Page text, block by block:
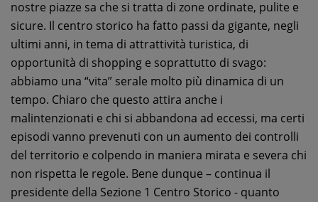
nostre piazze sa che si tratta di zone ordinate, pulite e
sicure. Il centro storico ha fatto passi da gigante, negli
ultimi anni, in tema di attrattività turistica, di
opportunità di shopping e soprattutto di svago:
abbiamo una “vita” serale molto più dinamica di un
tempo. Chiaro che questo attira anche i
malintenzionati e chi si abbandona ad eccessi, ma certi
episodi vanno prevenuti con un aumento dei controlli
del territorio e colpendo in maniera mirata e severa chi
non rispetta le regole. Bene dunque – continua il
presidente della Sezione 1 Centro Storico - quanto